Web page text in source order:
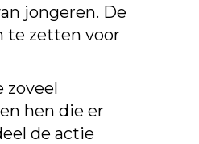
jongeren. De
te zetten voor
zoveel
hen die er
de actie